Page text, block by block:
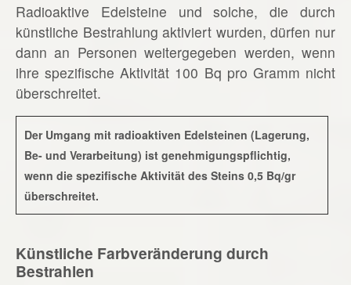
Radioaktive Edelsteine und solche, die durch
künstliche Bestrahlung aktiviert wurden, dürfen nur
dann an Personen weitergegeben werden, wenn
ihre spezifische Aktivität 100 Bq pro Gramm nicht
überschreitet.
Der Umgang mit radioaktiven Edelsteinen (Lagerung,
Be- und Verarbeitung) ist genehmigungspflichtig,
wenn die spezifische Aktivität des Steins 0,5 Bq/gr
überschreitet.
Künstliche Farbveränderung durch
Bestrahlen